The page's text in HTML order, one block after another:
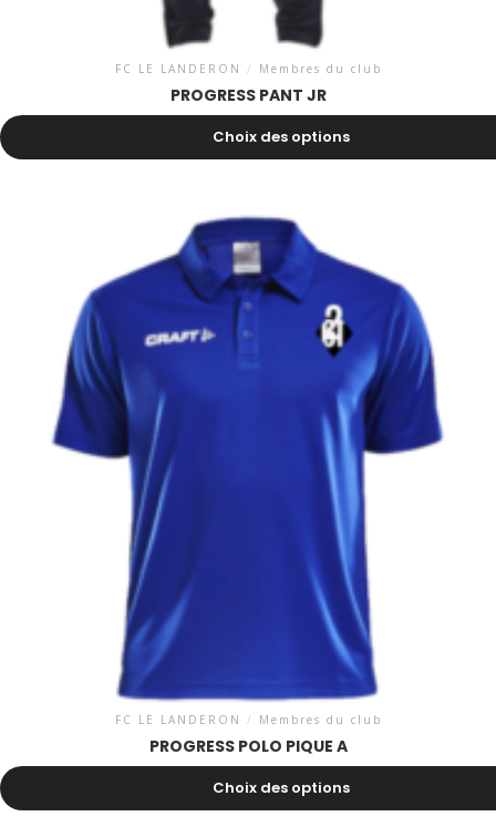
FC LE LANDERON / Membres du club
PROGRESS PANT JR
28.00
Choix des options
FC LE LANDERON / Membres du club
PROGRESS POLO PIQUE A
33.00
Choix des options